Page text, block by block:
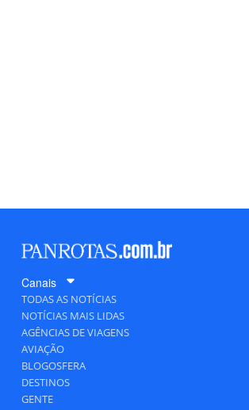
Canais
TODAS AS NOTÍCIAS
NOTÍCIAS MAIS LIDAS
AGÊNCIAS DE VIAGENS
AVIAÇÃO
BLOGOSFERA
DESTINOS
GENTE